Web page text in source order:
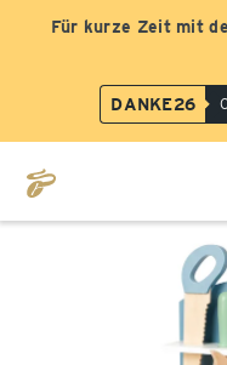
Für kurze Zeit mit
DANKE26